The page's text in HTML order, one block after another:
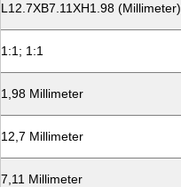
L12.7XB7.11XH1.98 (Millimeter)
1:1; 1:1
1,98 Millimeter
12,7 Millimeter
7,11 Millimeter